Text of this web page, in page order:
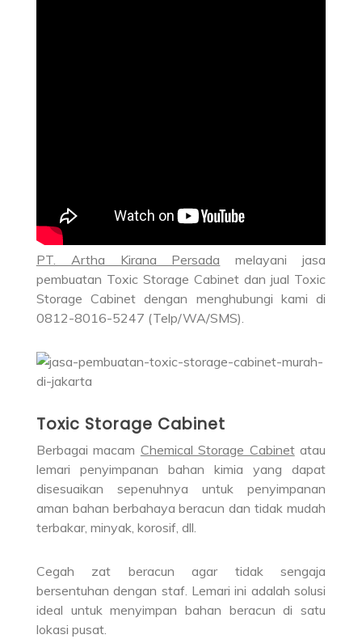
PT. Artha Kirana Persada melayani jasa
pembuatan Toxic Storage Cabinet dan jual Toxic
Storage Cabinet dengan menghubungi kami di
0812-8016-5247 (Telp/WA/SMS).
Toxic Storage Cabinet
Berbagai macam Chemical Storage Cabinetatau
lemari penyimpanan bahan kimia yang dapat
disesuaikan sepenuhnya untuk penyimpanan
aman bahan berbahaya beracun dan tidak mudah
terbakar, minyak, korosif, dll.
Cegah zat beracun agar tidak sengaja
bersentuhan dengan staf. Lemari ini adalah solusi
ideal untuk menyimpan bahan beracun di satu
lokasi pusat.